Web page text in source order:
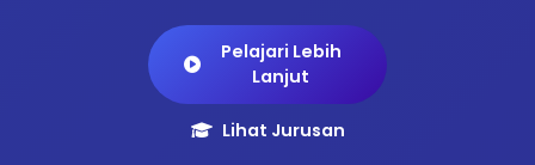
Pelajari Lebih
Lanjut
Lihat Jurusan